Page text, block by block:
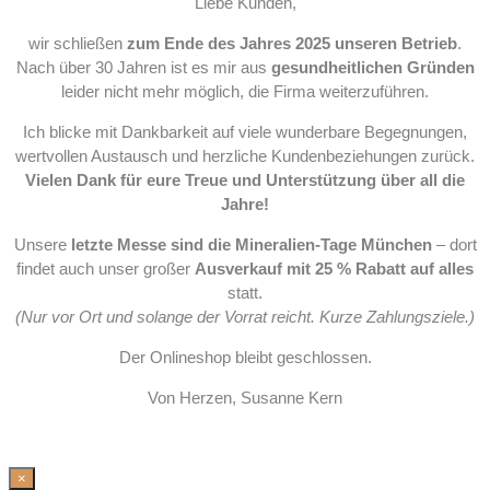
wir schließen zum Ende des Jahres 2025 unseren Betrieb.
Nach über 30 Jahren ist es mir aus gesundheitlichen Gründen
leider nicht mehr möglich, die Firma weiterzuführen.
Ich blicke mit Dankbarkeit auf viele wunderbare Begegnungen,
wertvollen Austausch und herzliche Kundenbeziehungen zurück.
Vielen Dank für eure Treue und Unterstützung über all die
Jahre!
Unsere letzte Messe sind die Mineralien-Tage München– dort
findet auch unser großer Ausverkauf mit 25 % Rabatt auf alles
statt.
(Nur vor Ort und solange der Vorrat reicht. Kurze Zahlungsziele.)
Der Onlineshop bleibt geschlossen.
Von Herzen, Susanne Kern
×